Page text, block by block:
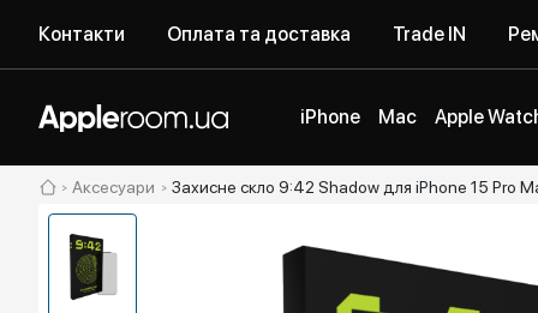
Контакти Оплата та доставка Trade IN
iPhone Mac Apple
Аксесуари Захисне скло 9:42 Shadow для iPhone 15 Pro